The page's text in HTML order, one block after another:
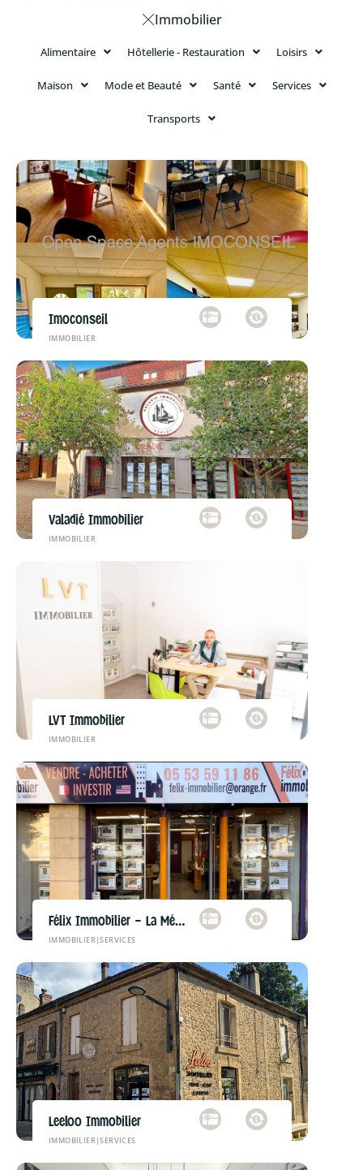
Immobilier
Alimentaire Hôtellerie - Restauration Loisirs
Maison Mode et Beauté Santé Services
Transports
Imoconseil
IMMOBILIER
Valadié Immobilier
IMMOBILIER
LVT Immobilier
IMMOBILIER
Félix Immobilier – La Médiévale
IMMOBILIER|SERVICES
Leeloo Immobilier
IMMOBILIER|SERVICES